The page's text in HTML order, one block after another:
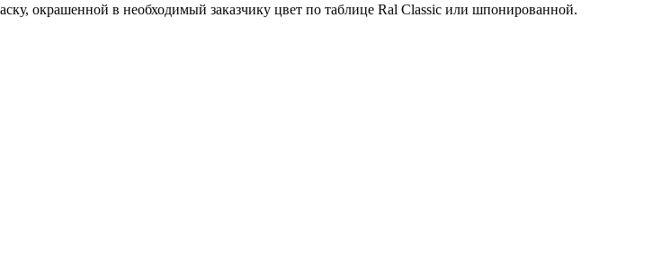
окрашенной в необходимый заказчику цвет по таблице Ral Classic или шпонированной.